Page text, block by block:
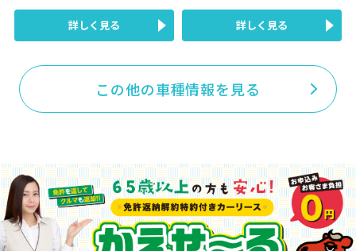
詳しく見る 詳しく見る
この他の車種情報を見る